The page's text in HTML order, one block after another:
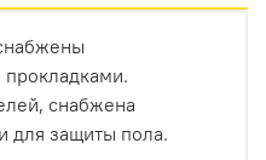
снабжена
для защиты пола.